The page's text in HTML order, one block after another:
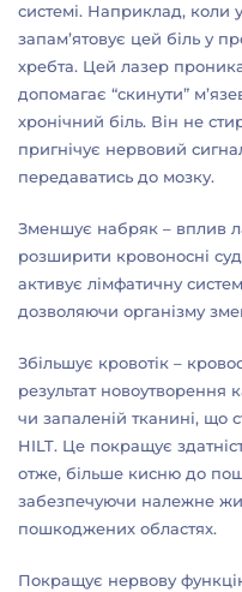
системі. Наприклад, коли
запам’ятовує цей біль у
хребта. Цей лазер
допомагає “скинути”
хронічний біль. Він не
пригнічує нервовий
передаватись до мозку.
Зменшує набряк – вплив
розширити кровоносні
активує лімфатичну
дозволяючи організму
Збільшує кровотік –
результат новоутворення
чи запаленій тканині, що
HILT. Це покращує
отже, більше кисню до
забезпечуючи належне
пошкоджених областях.
Покращує нервову